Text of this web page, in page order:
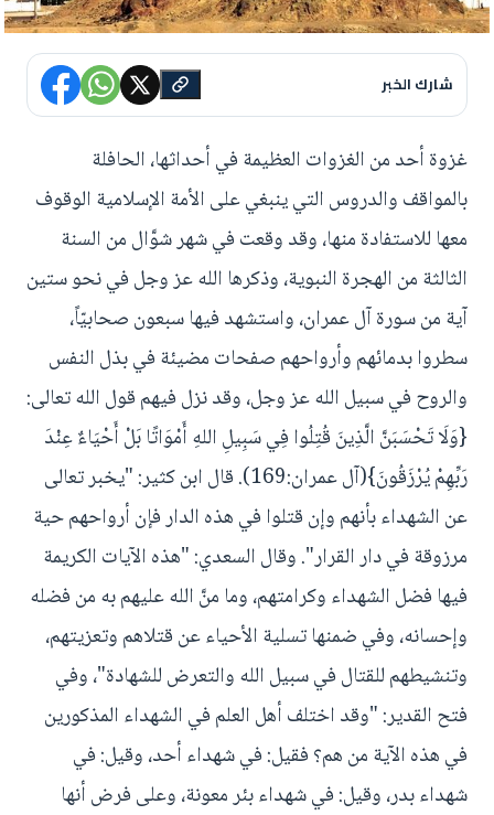
شارك الخبر
غزوة أحد من الغزوات العظيمة في أحداثها، الحافلة
بالمواقف والدروس التي ينبغي على الأمة الإسلامية الوقوف
معها للاستفادة منها، وقد وقعت في شهر شوَّال من السنة
الثالثة من الهجرة النبوية، وذكرها الله عز وجل في نحو ستين
آية من سورة آل عمران، واستشهد فيها سبعون صحابيّاً،
سطروا بدمائهم وأرواحهم صفحات مضيئة في بذل النفس
والروح في سبيل الله عز وجل، وقد نزل فيهم قول الله تعالى:
{وَلَا تَحْسَبَنَّ الَّذِينَ قُتِلُوا فِي سَبِيلِ اللهِ أَمْوَاتًا بَلْ أَحْيَاءٌ عِنْدَ
رَبِّهِمْ يُرْزَقُونَ}(آل عمران:169). قال ابن كثير: "يخبر تعالى
عن الشهداء بأنهم وإن قتلوا في هذه الدار فإن أرواحهم حية
مرزوقة في دار القرار". وقال السعدي: "هذه الآيات الكريمة
فيها فضل الشهداء وكرامتهم، وما منَّ الله عليهم به من فضله
وإحسانه، وفي ضمنها تسلية الأحياء عن قتلاهم وتعزيتهم،
وتنشيطهم للقتال في سبيل الله والتعرض للشهادة"، وفي
فتح القدير: "وقد اختلف أهل العلم في الشهداء المذكورين
في هذه الآية من هم؟ فقيل: في شهداء أحد، وقيل: في
شهداء بدر، وقيل: في شهداء بئر معونة، وعلى فرض أنها